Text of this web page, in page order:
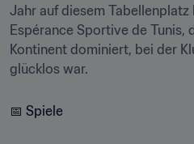
Jahr auf diesem
Espérance Sportive de Tunis,
Kontinent dominiert, bei der
glücklos war.
📅 Spiele